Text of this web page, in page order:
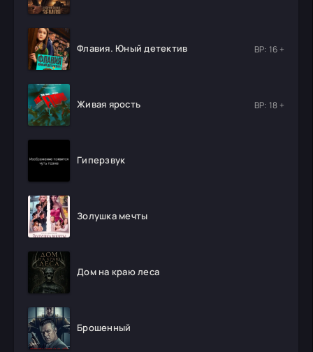
Флавия. Юный детектив ВР: 16 +
Живая ярость ВР: 18 +
Гиперзвук
Золушка мечты
Дом на краю леса
Брошенный